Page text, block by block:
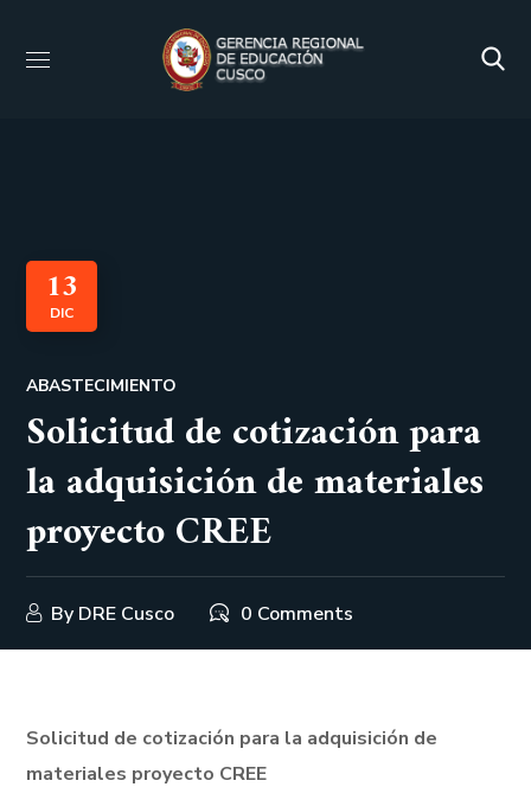
13
DIC
ABASTECIMIENTO
Solicitud de cotización para
la adquisición de materiales
proyecto CREE
By DRE Cusco 0 Comments
Solicitud de cotización para la adquisición de
materiales proyecto CREE